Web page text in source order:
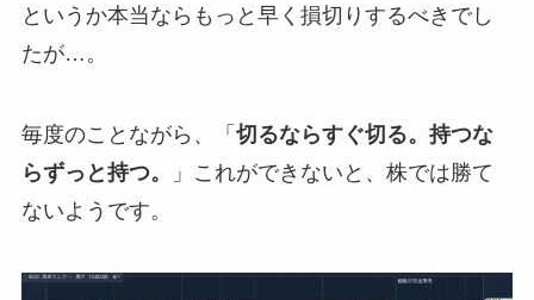
というか本当ならもっと早く損切りするべきでし
たが…。
毎度のことながら、「 切るならすぐ切る。持つな
らずっと持つ。
」これができないと、株では勝て
ないようです。